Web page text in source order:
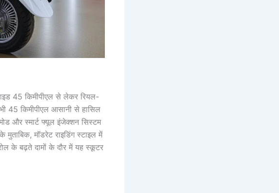
45 किमीपीएल से लेकर रियल-
45 किमीपीएल आसानी से हासिल
और स्मार्ट फ्यूल इंजेक्शन सिस्टम
मॉडरेट राइडिंग स्टाइल में
के बढ़ते दामों के दौर में यह स्कूटर